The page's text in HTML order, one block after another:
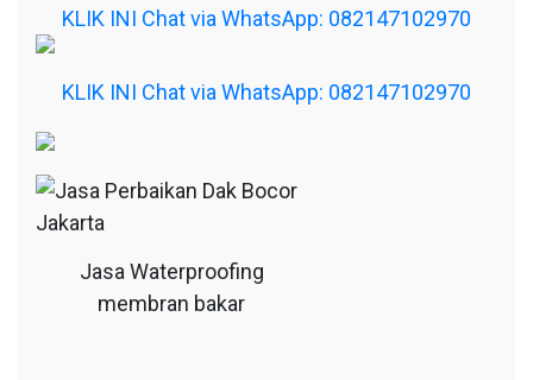
KLIK INI Chat via WhatsApp: 082147102970
KLIK INI Chat via WhatsApp: 082147102970
Jasa Waterproofing
membran bakar